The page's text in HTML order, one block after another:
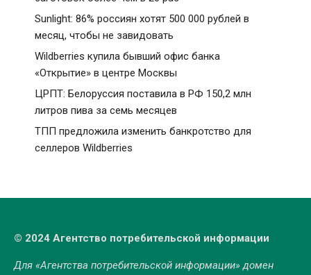
Sunlight: 86% россиян хотят 500 000 рублей в
месяц, чтобы не завидовать
Wildberries купила бывший офис банка
«Открытие» в центре Москвы
ЦРПТ: Белоруссия поставила в РФ 150,2 млн
литров пива за семь месяцев
ТПП предложила изменить банкротство для
селлеров Wildberries
© 2024 Агентство потребительской информации
Для «Агентства потребительской информации» домен